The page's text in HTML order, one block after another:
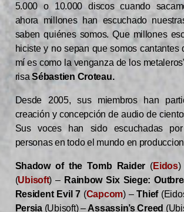
5.000 o 10.000 discos cuando
ahora millones han escuchado
saben quiénes somos. Que millones
hiciste y no sepan que somos cantantes
mí es como la venganza de los
risaSébastien Croteau.
Desde 2005, sus miembros han
creación y concepción de audio de
Sus voces han sido escuchadas
personas en todo el mundo en
Shadow of the Tomb Raider (Eidos)
(Ubisoft) – Rainbow Six Siege:
Resident Evil 7(Capcom) –Thief
Persia(Ubisoft) –Assassin’s Creed